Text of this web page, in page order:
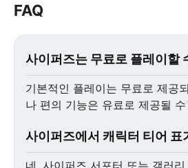
FAQ
사이퍼즈는 무료로 플레이할
기본적인 플레이는 무료로 제공
나 편의 기능은 유료로 제공될
사이퍼즈에서 캐릭터 티어 표